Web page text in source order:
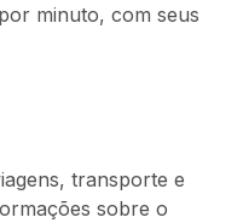
minuto, com seus
transporte e
sobre o